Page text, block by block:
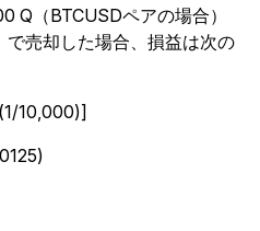
Q（BTCUSDペアの場合）
売却した場合、損益は次の
10,000)]